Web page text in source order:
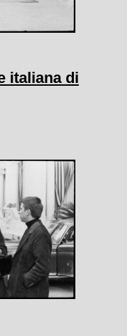
italiana di